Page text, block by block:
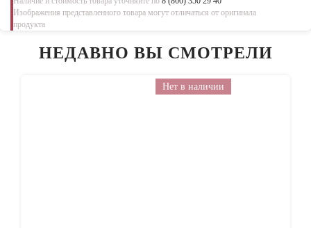
Изображения представленного товара могут отличаться от оригинала
продукта
НЕДАВНО ВЫ СМОТРЕЛИ
Нет в наличии